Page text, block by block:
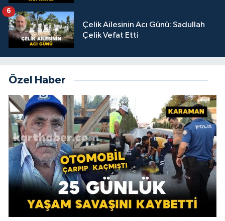
Çelik Ailesinin Acı Günü: Sadullah
Çelik Vefat Etti
6
Özel Haber